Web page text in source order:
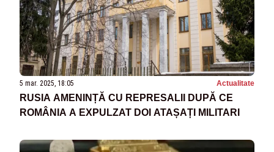
5 mar. 2025, 18:05 Actualitate
RUSIA AMENINȚĂ CU REPRESALII DUPĂ CE
ROMÂNIA A EXPULZAT DOI ATAȘAȚI MILITARI